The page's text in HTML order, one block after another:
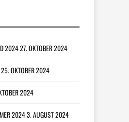
202427. OKTOBER 2024
25. OKTOBER 2024
2024
20243. AUGUST 2024